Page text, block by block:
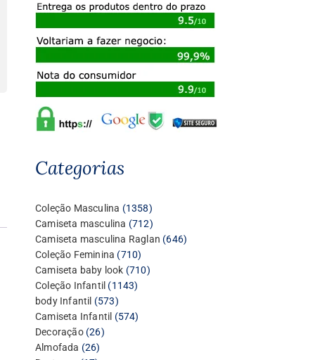
Categorias
Coleção Masculina 13581358
produtos
Camiseta masculina 712712
produtos
Camiseta masculina Raglan 646646
Coleção Feminina 710710
produtos
Camiseta baby look 710710
Coleção Infantil 11431143
body Infantil 573573
produtos
Camiseta Infantil 574574
Decoração 2626
Almofada 2626